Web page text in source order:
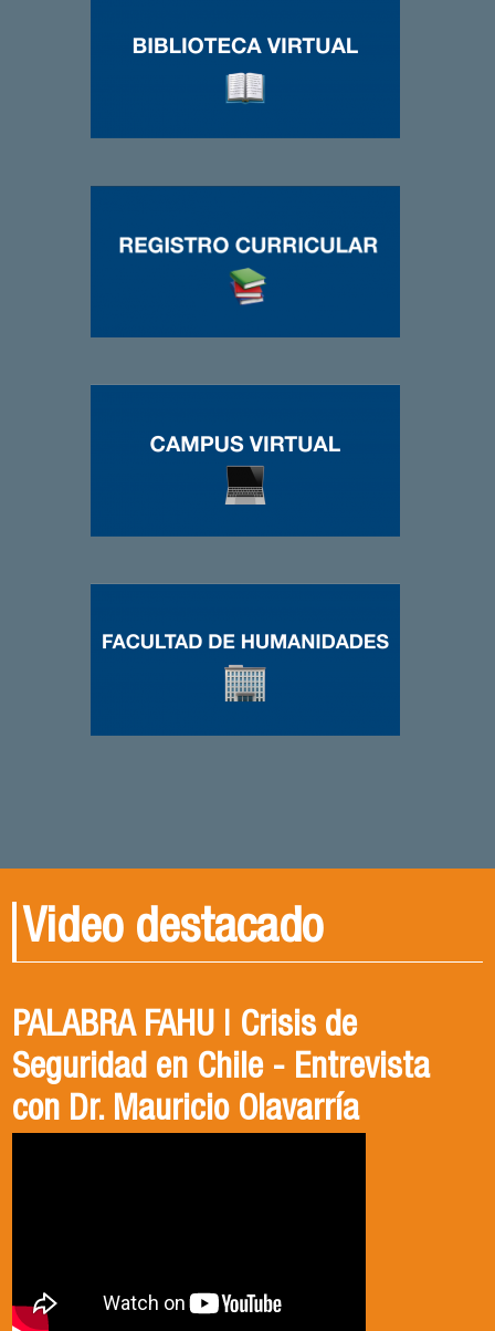
Video destacado
PALABRA FAHU | Crisis de
Seguridad en Chile - Entrevista
con Dr. Mauricio Olavarría
Egresados Internacionales en
Acción: Antonia Abarca
Antonia egresó de la Licenciatura en Estudios
Revive el XIV Congreso Chileno de
Ciencia Política 2023
El Departamento de Estudios Políticos, en